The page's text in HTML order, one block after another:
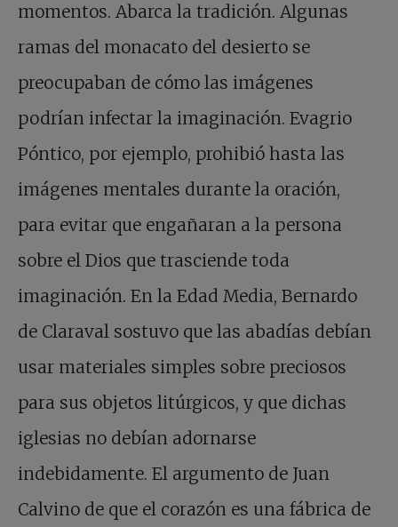
momentos. Abarca la tradición. Algunas
ramas del monacato del desierto se
preocupaban de cómo las imágenes
podrían infectar la imaginación. Evagrio
Póntico, por ejemplo, prohibió hasta las
imágenes mentales durante la oración,
para evitar que engañaran a la persona
sobre el Dios que trasciende toda
imaginación. En la Edad Media, Bernardo
de Claraval sostuvo que las abadías debían
usar materiales simples sobre preciosos
para sus objetos litúrgicos, y que dichas
iglesias no debían adornarse
indebidamente. El argumento de Juan
Calvino de que el corazón es una fábrica de